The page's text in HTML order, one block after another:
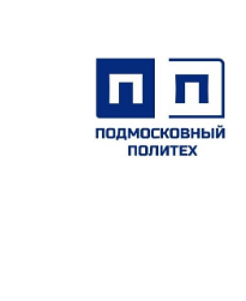
содержимому